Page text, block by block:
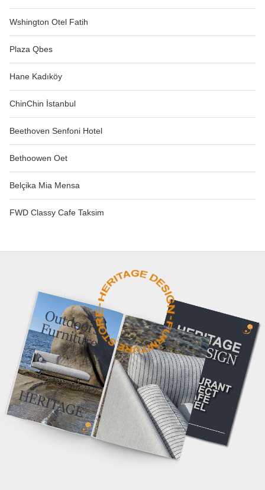
Wshington Otel Fatih
Plaza Qbes
Hane Kadıköy
ChinChin İstanbul
Beethoven Senfoni Hotel
Bethoowen Oet
Belçika Mia Mensa
FWD Classy Cafe Taksim